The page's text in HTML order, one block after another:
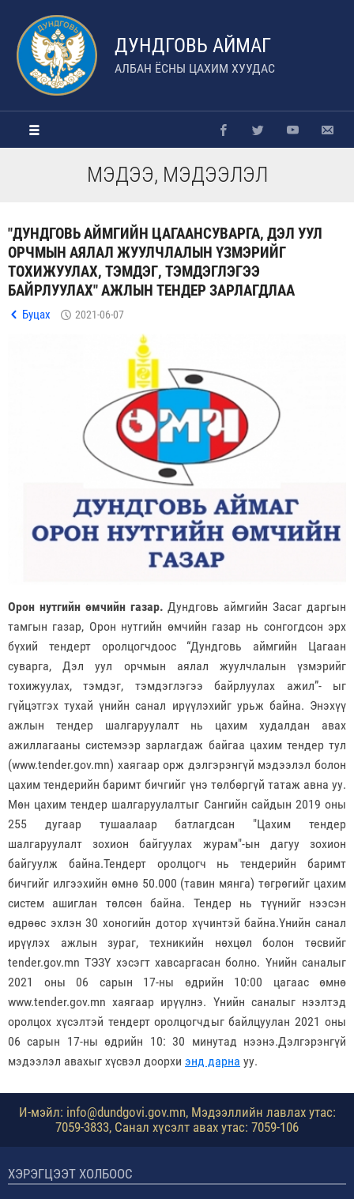
ДУНДГОВЬ АЙМАГ
АЛБАН ЁСНЫ ЦАХИМ ХУУДАС
МЭДЭЭ, МЭДЭЭЛЭЛ
"ДУНДГОВЬ АЙМГИЙН ЦАГААНСУВАРГА, ДЭЛ УУЛ
ОРЧМЫН АЯЛАЛ ЖУУЛЧЛАЛЫН ҮЗМЭРИЙГ
ТОХИЖУУЛАХ, ТЭМДЭГ, ТЭМДЭГЛЭГЭЭ
БАЙРЛУУЛАХ" АЖЛЫН ТЕНДЕР ЗАРЛАГДЛАА
Буцах 2021-06-07
Орон нутгийн өмчийн газар. Дундговь аймгийн Засаг даргын
тамгын газар, Орон нутгийн өмчийн газар нь сонгогдсон эрх
бүхий тендерт оролцогчдоос “Дундговь аймгийн Цагаан
суварга, Дэл уул орчмын аялал жуулчлалын үзмэрийг
тохижуулах, тэмдэг, тэмдэглэгээ байрлуулах ажил”- ыг
гүйцэтгэх тухай үнийн санал ирүүлэхийг урьж байна. Энэхүү
ажлын тендер шалгаруулалт нь цахим худалдан авах
ажиллагааны системээр зарлагдаж байгаа цахим тендер тул
(www.tender.gov.mn) хаягаар орж дэлгэрэнгүй мэдээлэл болон
цахим тендерийн баримт бичгийг үнэ төлбөргүй татаж авна уу.
Мөн цахим тендер шалгаруулалтыг Сангийн сайдын 2019 оны
255 дугаар тушаалаар батлагдсан "Цахим тендер
шалгаруулалт зохион байгуулах журам"-ын дагуу зохион
байгуулж байна.Тендерт оролцогч нь тендерийн баримт
бичгийг илгээхийн өмнө 50.000 (тавин мянга) төгрөгийг цахим
систем ашиглан төлсөн байна. Тендер нь түүнийг нээсэн
өдрөөс эхлэн 30 хоногийн дотор хүчинтэй байна.Үнийн санал
ирүүлэх ажлын зураг, техникийн нөхцөл болон төсвийг
tender.gov.mn TЭЗҮ хэсэгт хавсаргасан болно. Үнийн саналыг
2021 оны 06 сарын 17-ны өдрийн 10:00 цагаас өмнө
www.tender.gov.mn хаягаар ирүүлнэ. Үнийн саналыг нээлтэд
оролцох хүсэлтэй тендерт оролцогчдыг байлцуулан 2021 оны
06 сарын 17-ны өдрийн 10: 30 минутад нээнэ.Дэлгэрэнгүй
мэдээлэл авахыг хүсвэл доорхи энд дарна уу.
И-мэйл: info@dundgovi.gov.mn, Мэдээллийн лавлах утас:
7059-3833, Санал хүсэлт авах утас: 7059-106
ХЭРЭГЦЭЭТ ХОЛБООС